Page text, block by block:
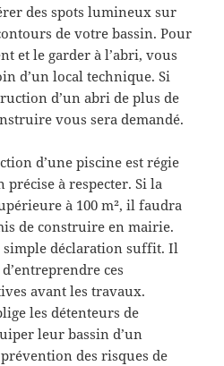
des spots lumineux sur
de votre bassin. Pour
et le garder à l’abri, vous
d’un local technique. Si
d’un abri de plus de
vous sera demandé.
d’une piscine est régie
à respecter. Si la
à 100 m², il faudra
de construire en mairie.
simple déclaration suffit. Il
ces
avant les travaux.
les détenteurs de
leur bassin d’un
des risques de